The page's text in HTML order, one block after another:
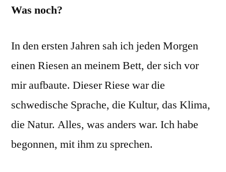
Was noch?
In den ersten Jahren sah ich jeden Morgen
einen Riesen an meinem Bett, der sich vor
mir aufbaute. Dieser Riese war die
schwedische ­Sprache, die Kultur, das Klima,
die Natur. Alles, was anders war. Ich habe
begonnen, mit ihm zu sprechen.